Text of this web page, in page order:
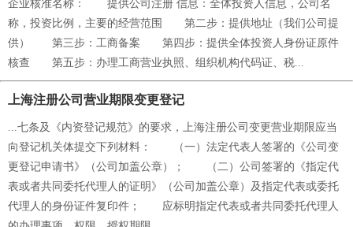
企业核准名称： 提供公司注册 信息：全体投资人信息，公司名
称，投资比例，主要的经营范围 第二步：提供地址（我们公司提
供） 第三步：工商备案 第四步：提供全体投资人身份证原件
核查 第五步：办理工商营业执照、组织机构代码证、税...
上海注册公司营业期限变更登记
...七条及《内资登记规范》的要求，上海注册公司变更营业期限应当
向登记机关体提交下列材料： （一）法定代表人签署的《公司变
更登记申请书》（公司加盖公章）； （二）公司签署的《指定代
表或者共同委托代理人的证明》（公司加盖公章）及指定代表或委托
代理人的身份证件复印件； 应标明指定代表或者共同委托代理人